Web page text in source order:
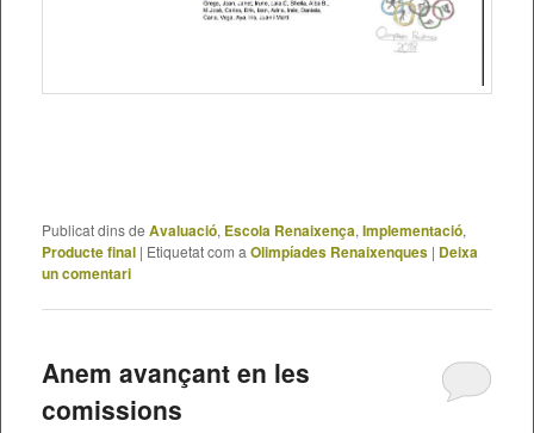
Publicat dins de Avaluació, Escola Renaixença, Implementació,
Producte final | Etiquetat com a Olimpíades Renaixenques | Deixa
un comentari
Anem avançant en les
comissions